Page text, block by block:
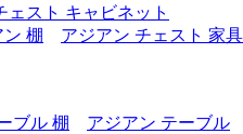
ェスト キャビネット
棚
アジアン チェスト 家
ブル 棚
アジアン テーブル